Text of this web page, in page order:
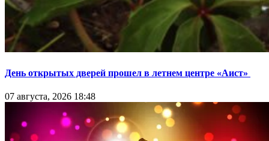
День открытых дверей прошел в летнем центре «Аист»
07 августа, 2026 18:48